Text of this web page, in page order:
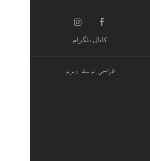
کانال تلگرام
طراحی توسط وبرنو